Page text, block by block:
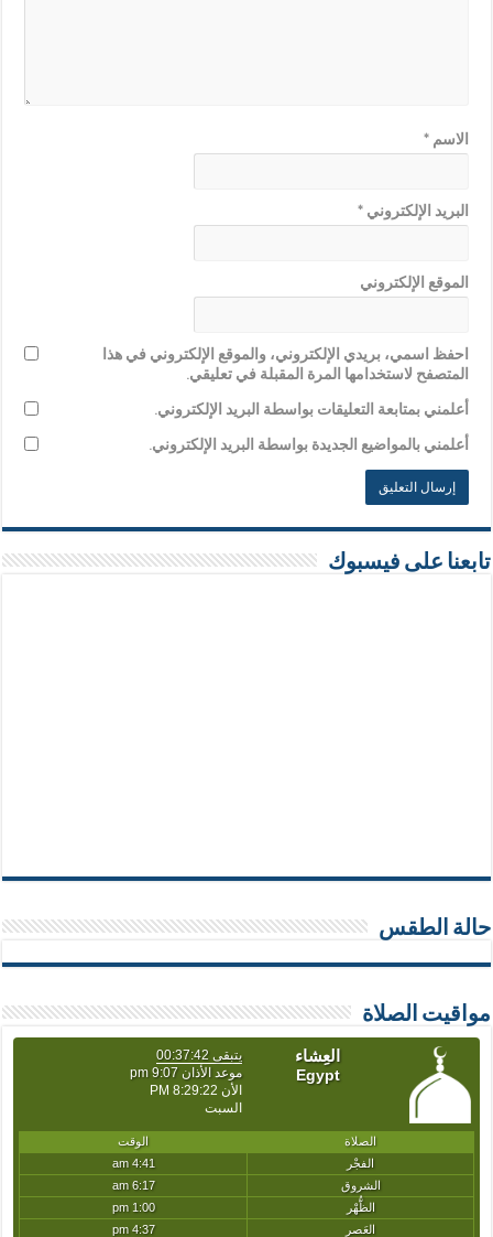
الاسم*
البريد الإلكتروني*
الموقع الإلكتروني
احفظ اسمي، بريدي الإلكتروني، والموقع الإلكتروني في هذا
المتصفح لاستخدامها المرة المقبلة في تعليقي.
أعلمني بمتابعة التعليقات بواسطة البريد الإلكتروني.
أعلمني بالمواضيع الجديدة بواسطة البريد الإلكتروني.
تابعنا على فيسبوك
حالة الطقس
مواقيت الصلاة